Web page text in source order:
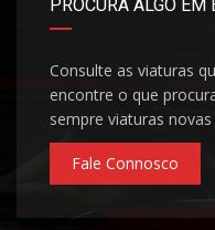
PROCURA ALGO EM
Consulte as viaturas
encontre o que
sempre viaturas
Fale Connosco